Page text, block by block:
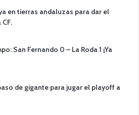
en tierras andaluzas para dar el
San Fernando 0 – La Roda 1 ¡Ya
de gigante para jugar el playoff a